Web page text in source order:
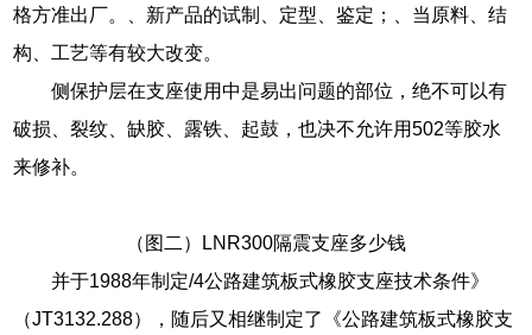
格方准出厂。、新产品的试制、定型、鉴定；、当原料、结
构、工艺等有较大改变。
侧保护层在支座使用中是易出问题的部位，绝不可以有
破损、裂纹、缺胶、露铁、起鼓，也决不允许用502等胶水
来修补。
（图二）LNR300隔震支座多少钱
并于1988年制定/4公路建筑板式橡胶支座技术条件》
（JT3132.288），随后又相继制定了《公路建筑板式橡胶支